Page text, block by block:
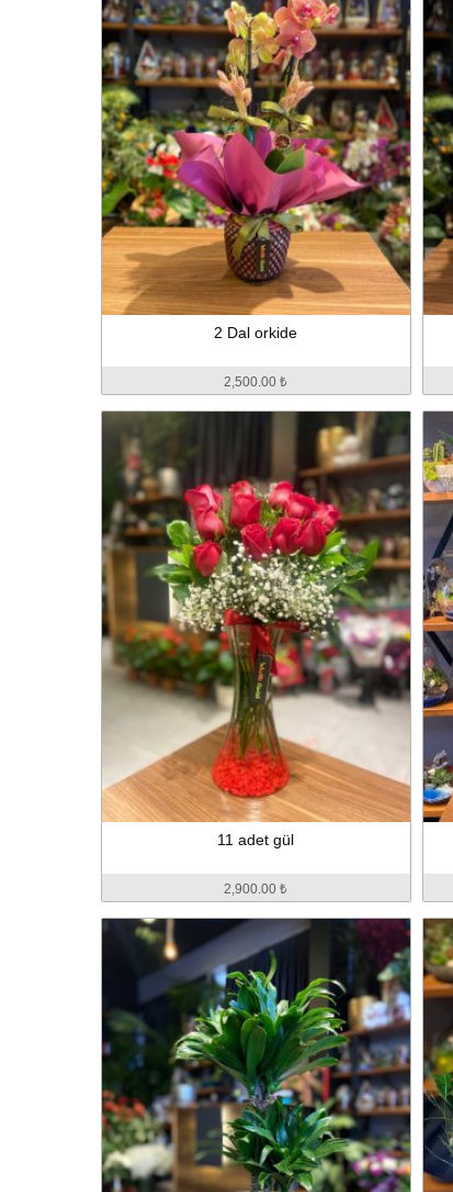
2 Dal orkide
2,500.00 ₺
11 adet gül
2,900.00 ₺